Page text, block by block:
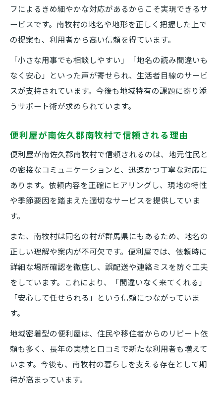
フによるきめ細やかな対応があるからこそ実現できるサ
ービスです。南牧村の地名や地形を正しく把握した上で
の提案も、利用者から高い信頼を得ています。
「小さな用事でも相談しやすい」「地名の読み間違いも
なく安心」といった声が寄せられ、生活者目線のサービ
スが支持されています。今後も地域特有の課題に寄り添
うサポート術が求められています。
便利屋が南佐久郡南牧村で信頼される理由
便利屋が南佐久郡南牧村で信頼されるのは、地元住民と
の密接なコミュニケーションと、迅速かつ丁寧な対応に
あります。依頼内容を正確にヒアリングし、現地の特性
や季節要因を踏まえた適切なサービスを提供していま
す。
また、南牧村は同名の村が群馬県にもあるため、地名の
正しい理解や案内が不可欠です。便利屋では、依頼時に
詳細な場所確認を徹底し、誤配送や連絡ミスを防ぐ工夫
をしています。これにより、「間違いなく来てくれる」
「安心して任せられる」という信頼につながっていま
す。
地域密着型の便利屋は、住民や移住者からのリピート依
頼も多く、長年の実績と口コミで新たな利用者も増えて
います。今後も、南牧村の暮らしを支える存在として期
待が高まっています。